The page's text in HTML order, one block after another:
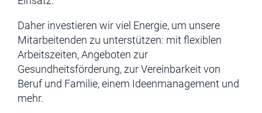
Daher investieren wir viel Energie, um unsere
Mitarbeitenden zu unterstützen: mit flexiblen
Arbeitszeiten, Angeboten zur
Gesundheitsförderung, zur Vereinbarkeit von
Beruf und Familie, einem Ideenmanagement und
mehr.